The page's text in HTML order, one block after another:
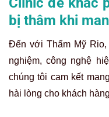
bị thâm khi
Đến với Thẩm Mỹ
nghiệm, công nghệ
chúng tôi cam kết
hài lòng cho khách